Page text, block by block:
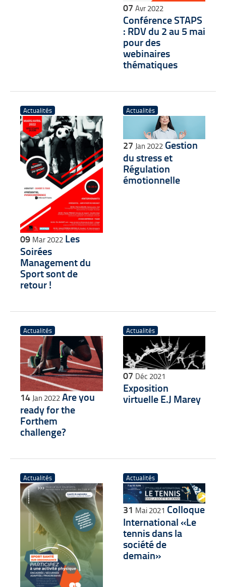
07 Avr 2022
Conférence STAPS
: RDV du 2 au 5 mai
pour des
webinaires
thématiques
Actualités
09 Mar 2022 Les
Soirées
Management du
Sport sont de
retour !
Actualités
27 Jan 2022 Gestion
du stress et
Régulation
émotionnelle
Actualités
14 Jan 2022Are you
ready for the
Forthem
challenge?
Actualités
07 Déc 2021
Exposition
virtuelle E.J Marey
Actualités Actualités
31 Mai 2021 Colloque
International «Le
tennis dans la
société de
demain»